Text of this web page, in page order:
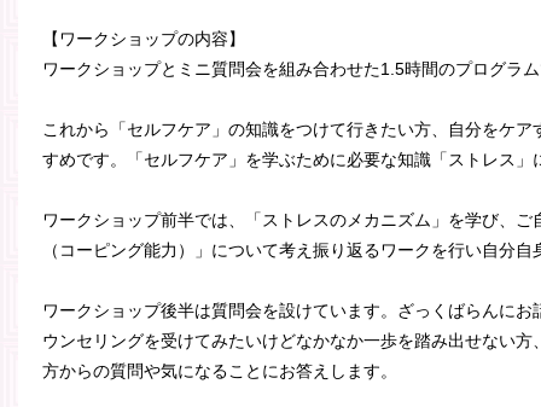
【ワークショップの内容】
ワークショップとミニ質問会を組み合わせた1.5時間のプログラ
これから「セルフケア」の知識をつけて行きたい方、自分をケ
すめです。「セルフケア」を学ぶために必要な知識「ストレス」
ワークショップ前半では、「ストレスのメカニズム」を学び、
（コーピング能力）」について考え振り返るワークを行い自分
ワークショップ後半は質問会を設けています。ざっくばらんに
ウンセリングを受けてみたいけどなかなか一歩を踏み出せない
方からの質問や気になることにお答えします。